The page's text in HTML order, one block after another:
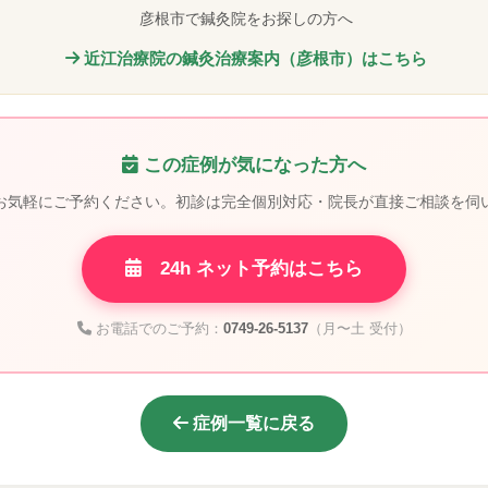
彦根市で鍼灸院をお探しの方へ
近江治療院の鍼灸治療案内（彦根市）はこちら
この症例が気になった方へ
気軽にご予約ください。初診は完全個別対応・院長が直接ご相談を伺
24h ネット予約はこちら
お電話でのご予約： 0749-26-5137（月〜土 受付）
症例一覧に戻る